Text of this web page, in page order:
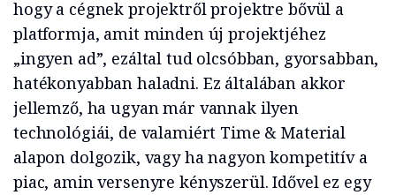
hogy a cégnek projektről projektre bővül a
platformja, amit minden új projektjéhez
„ingyen ad”, ezáltal tud olcsóbban, gyorsabban,
hatékonyabban haladni. Ez általában akkor
jellemző, ha ugyan már vannak ilyen
technológiái, de valamiért Time & Material
alapon dolgozik, vagy ha nagyon kompetitív a
piac, amin versenyre kényszerül. Idővel ez egy